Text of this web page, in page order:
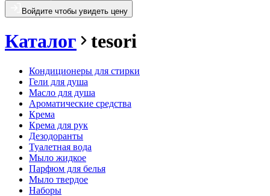
Войдите чтобы увидеть цену
Каталог tesori
Кондиционеры для стирки
Гели для душа
Масло для душа
Ароматические средства
Крема
Крема для рук
Дезодоранты
Туалетная вода
Мыло жидкое
Парфюм для белья
Мыло твердое
Наборы